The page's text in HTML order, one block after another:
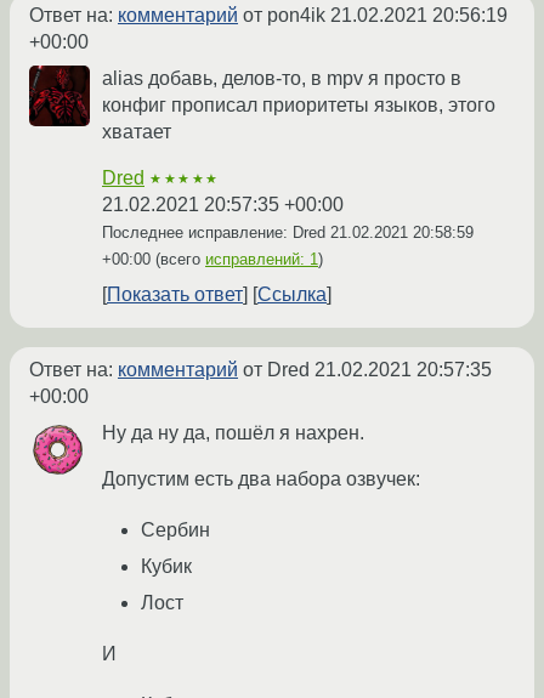
Ответ на: комментарий от pon4ik 21.02.2021 20:56:19
+00:00
alias добавь, делов-то, в mpv я просто в
конфиг прописал приоритеты языков, этого
хватает
Dred ★★★★★
21.02.2021 20:57:35 +00:00
Последнее исправление: Dred 21.02.2021 20:58:59
+00:00 (всего исправлений: 1)
Показать ответ Ссылка
Ответ на: комментарий от Dred 21.02.2021 20:57:35
+00:00
Ну да ну да, пошёл я нахрен.
Допустим есть два набора озвучек:
Сербин
Кубик
Лост
И